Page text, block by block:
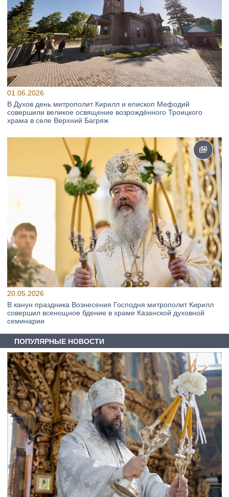
01.06.2026
В Духов день митрополит Кирилл и епископ Мефодий
совершили великое освящение возрождённого Троицкого
храма в селе Верхний Багряж
20.05.2026
В канун праздника Вознесения Господня митрополит Кирилл
совершил всенощное бдение в храме Казанской духовной
семинарии
ПОПУЛЯРНЫЕ НОВОСТИ